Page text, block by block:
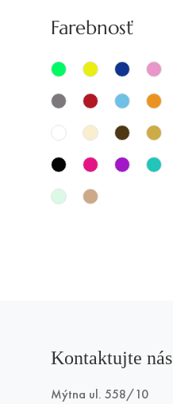
Farebnosť
Kontaktujte nás
Mýtna ul. 558/10